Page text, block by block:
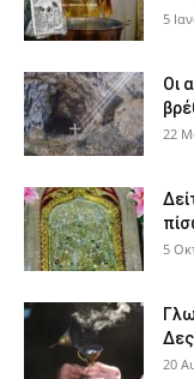
5
Οι
22
5
20